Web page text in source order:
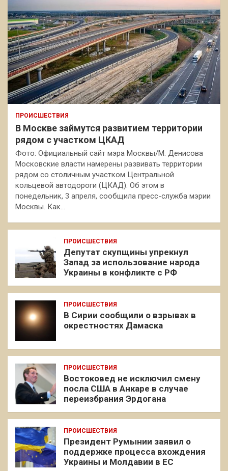
ПРОИСШЕСТВИЯ
В Москве займутся развитием территории
рядом с участком ЦКАД
Фото: Официальный сайт мэра Москвы/М. Денисова
Московские власти намерены развивать территории
рядом со столичным участком Центральной
кольцевой автодороги (ЦКАД). Об этом в
понедельник, 3 апреля, сообщила пресс-служба мэрии
Москвы. Как…
ПРОИСШЕСТВИЯ
Депутат скупщины упрекнул
Запад за использование народа
Украины в конфликте с РФ
ПРОИСШЕСТВИЯ
В Сирии сообщили о взрывах в
окрестностях Дамаска
ПРОИСШЕСТВИЯ
Востоковед не исключил смену
посла США в Анкаре в случае
переизбрания Эрдогана
ПРОИСШЕСТВИЯ
Президент Румынии заявил о
поддержке процесса вхождения
Украины и Молдавии в ЕС